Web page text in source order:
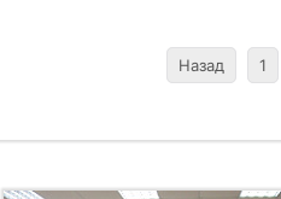
Назад 1